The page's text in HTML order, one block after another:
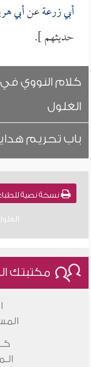
أبي زرعةعنأبي
حديثهم ].
كلام النووي
الغلول
باب تحريم
نسخة نصية
مكتبتك